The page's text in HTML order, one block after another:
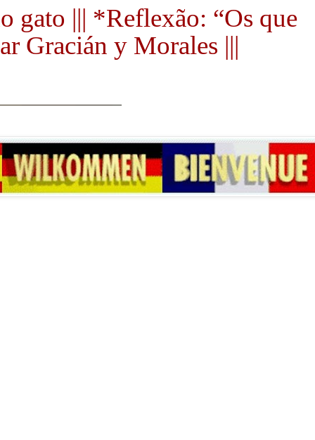
gato ||| *Reflexão: “Os que
Gracián y Morales |||